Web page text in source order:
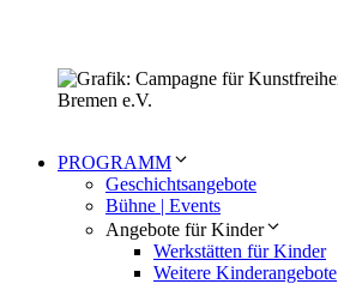
PROGRAMM
Geschichtsangebote
Bühne | Events
Angebote für Kinder
Werkstätten für Kinder
Weitere Kinderangebote